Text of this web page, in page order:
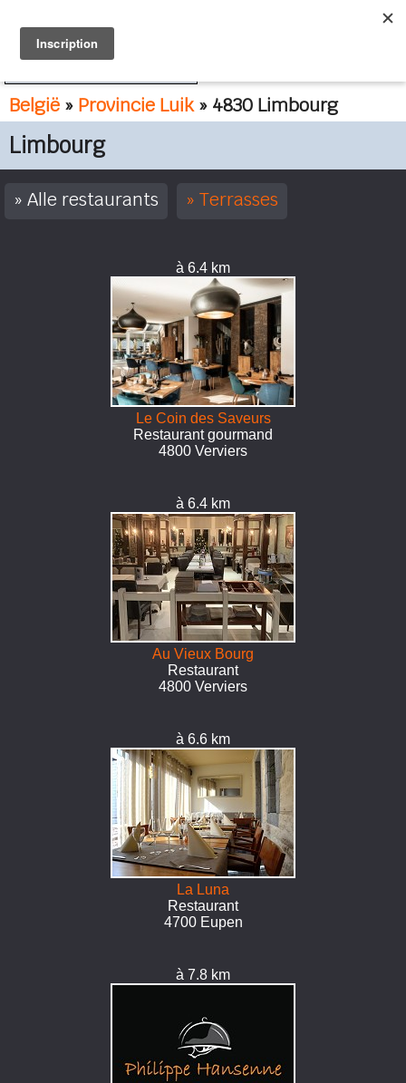
België » Provincie Luik» 4830 Limbourg
Limbourg
Alle restaurants Terrasses
à 6.4 km
Le Coin des Saveurs
Restaurant gourmand
4800 Verviers
à 6.4 km
Au Vieux Bourg
Restaurant
4800 Verviers
à 6.6 km
La Luna
Restaurant
4700 Eupen
à 7.8 km